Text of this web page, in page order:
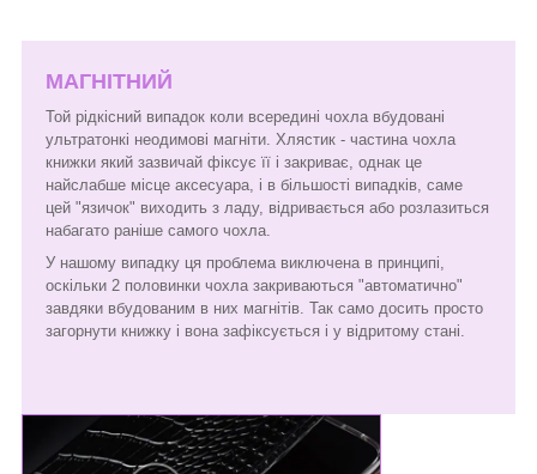
МАГНІТНИЙ
Той рідкісний випадок коли всередині чохла вбудовані
ультратонкі неодимові магніти. Хлястик - частина чохла
книжки який зазвичай фіксує її і закриває, однак це
найслабше місце аксесуара, і в більшості випадків, саме
цей "язичок" виходить з ладу, відривається або розлазиться
набагато раніше самого чохла.
У нашому випадку ця проблема виключена в принципі,
оскільки 2 половинки чохла закриваються "автоматично"
завдяки вбудованим в них магнітів. Так само досить просто
загорнути книжку і вона зафіксується і у відритому стані.